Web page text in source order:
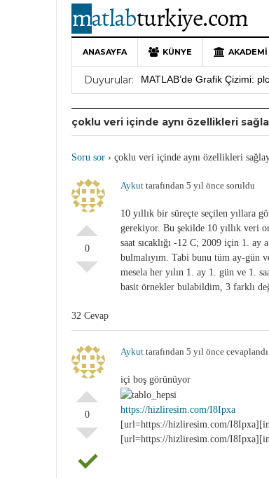
ANASAYFA KÜNYE AKADEMI
Duyurular:
10 Yıllık Bir Yolculuğun
MATLAB’de Grafik Çizimi:
MATLAB Türkiye Live Editor
27
çoklu veri içinde aynı özellikleri
Soru sor › çoklu veri içinde aynı özellikleri
0
Aykut tarafından 5 yıl önce soruldu
10 yıllık bir süreçte seçilen yıllara
gerekiyor. Bu şekilde 10 yıllık veri
saat sıcaklığı -12 C; 2009 için 1. ay
bulmalıyım. Tabi bunu tüm ay-gün
mesela her yılın 1. ay 1. gün ve 1.
basit örnekler bulabildim, 3 farklı
32 Cevap
0
Aykut tarafından 5 yıl önce cevaplandı
içi boş görünüyor
https://hizliresim.com/I8Ipxa
[url=https://hizliresim.com/
[url=https://hizliresim.com/